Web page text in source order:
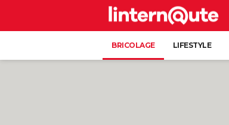
BRICOLAGE LIFESTYLE